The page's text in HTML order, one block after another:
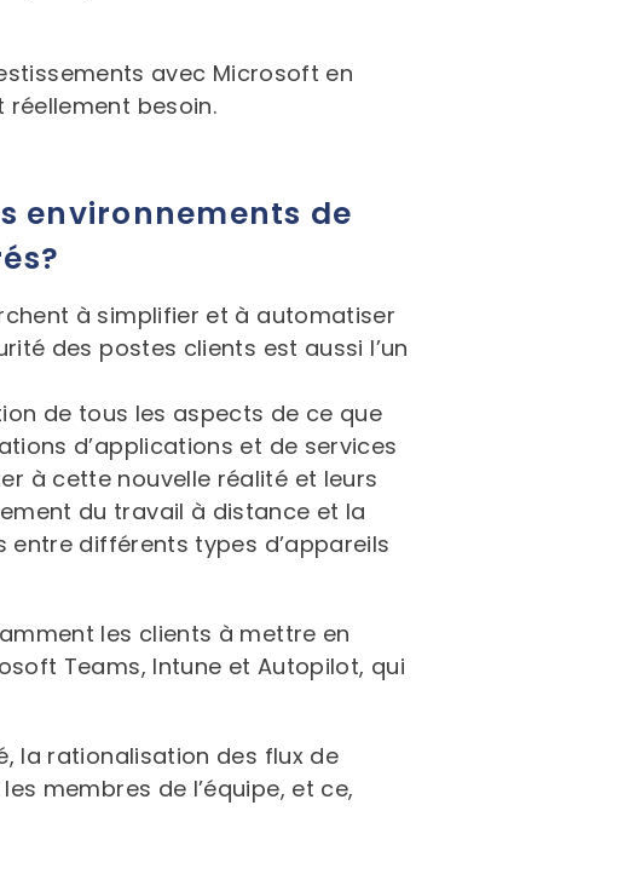
avec Microsoft en
besoin.
environnements de
à simplifier et à automatiser
des postes clients est aussi l’un
de tous les aspects de ce que
d’applications et de services
à cette nouvelle réalité et leurs
du travail à distance et la
entre différents types d’appareils
les clients à mettre en
Teams, Intune et Autopilot, qui
la rationalisation des flux de
membres de l’équipe, et ce,